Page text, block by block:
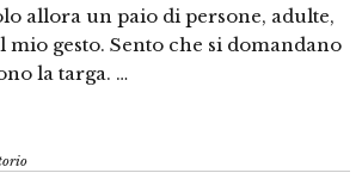
allora un paio di persone, adulte,
gesto. Sento che si domandano
la targa. …